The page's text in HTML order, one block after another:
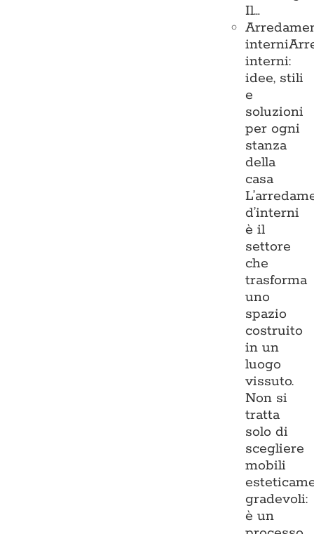
Il…
interni
interni:
idee, stili
e
soluzioni
per ogni
stanza
della
casa
d’interni
è il
settore
che
trasforma
uno
spazio
costruito
in un
luogo
vissuto.
Non si
tratta
solo di
scegliere
mobili
gradevoli:
è un